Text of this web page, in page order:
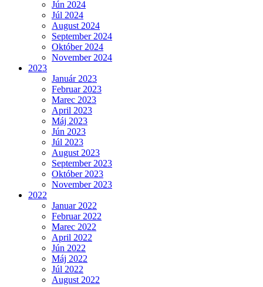
Jún 2024
Júl 2024
August 2024
September 2024
Október 2024
November 2024
2023
Január 2023
Februar 2023
Marec 2023
April 2023
Máj 2023
Jún 2023
Júl 2023
August 2023
September 2023
Október 2023
November 2023
2022
Januar 2022
Februar 2022
Marec 2022
April 2022
Jún 2022
Máj 2022
Júl 2022
August 2022